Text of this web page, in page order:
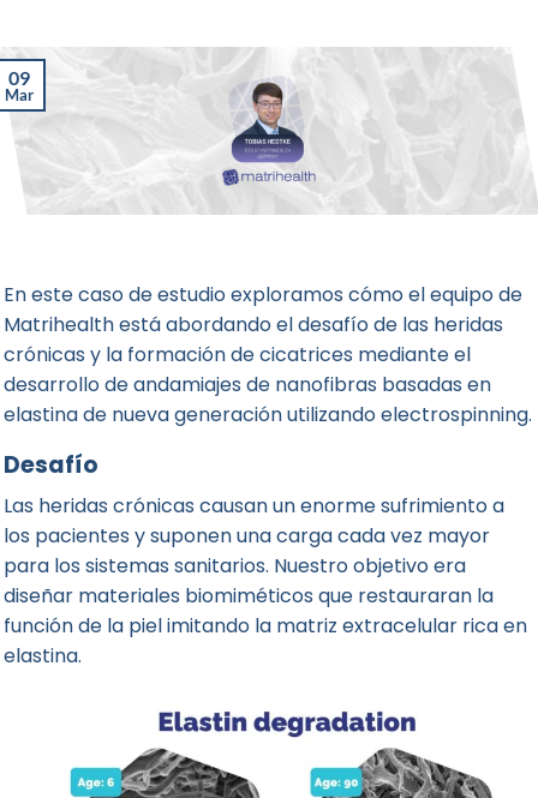
09
Mar
En este caso de estudio exploramos cómo el equipo de
Matrihealth está abordando el desafío de las heridas
crónicas y la formación de cicatrices mediante el
desarrollo de andamiajes de nanofibras basadas en
elastina de nueva generación utilizando electrospinning.
Desafío
Las heridas crónicas causan un enorme sufrimiento a
los pacientes y suponen una carga cada vez mayor
para los sistemas sanitarios. Nuestro objetivo era
diseñar materiales biomiméticos que restauraran la
función de la piel imitando la matriz extracelular rica en
elastina.